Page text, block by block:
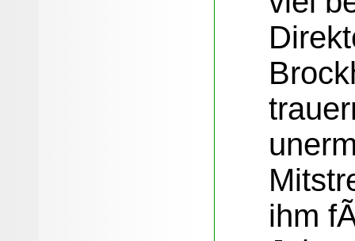
ihm